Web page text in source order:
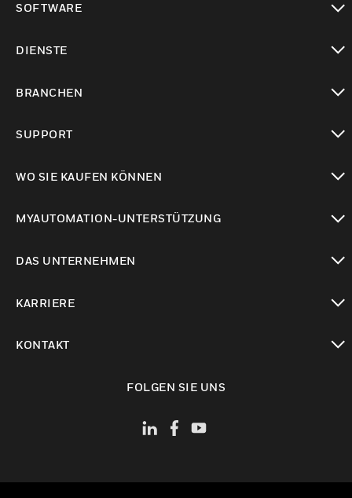
SOFTWARE
DIENSTE
BRANCHEN
SUPPORT
WO SIE KAUFEN KÖNNEN
MYAUTOMATION-UNTERSTÜTZUNG
DAS UNTERNEHMEN
KARRIERE
KONTAKT
FOLGEN SIE UNS